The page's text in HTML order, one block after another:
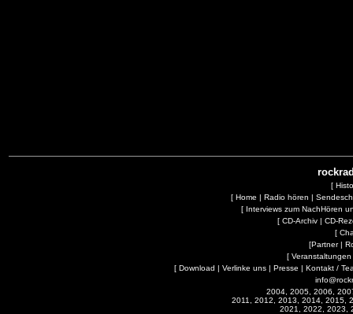
[
[ Home | Radio hören |
[ Interviews zum NachHören
[ CD-Archiv| CD-
[
[Partner|
[ Veranstaltungen
[ Download | Verlinke uns | Presse | Kontakt /
2004, 2005, 2006,
2011, 2012, 2013, 2014, 2015,
2021, 2022, 2023,